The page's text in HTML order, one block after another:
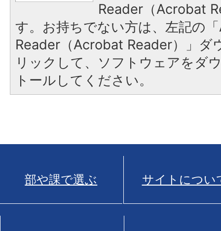
Reader（Acrobat
す。お持ちでない方は、左記の
Reader（Acrobat Reader）」ダ
リックして、ソフトウェアをダ
トールしてください。
部や課で選ぶ サイトについ